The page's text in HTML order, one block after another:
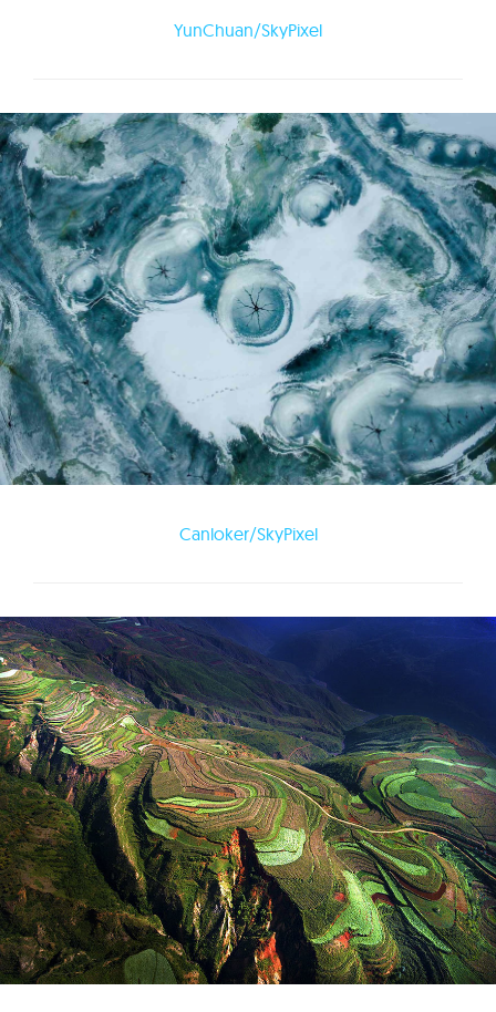
YunChuan/SkyPixel
Canloker/SkyPixel